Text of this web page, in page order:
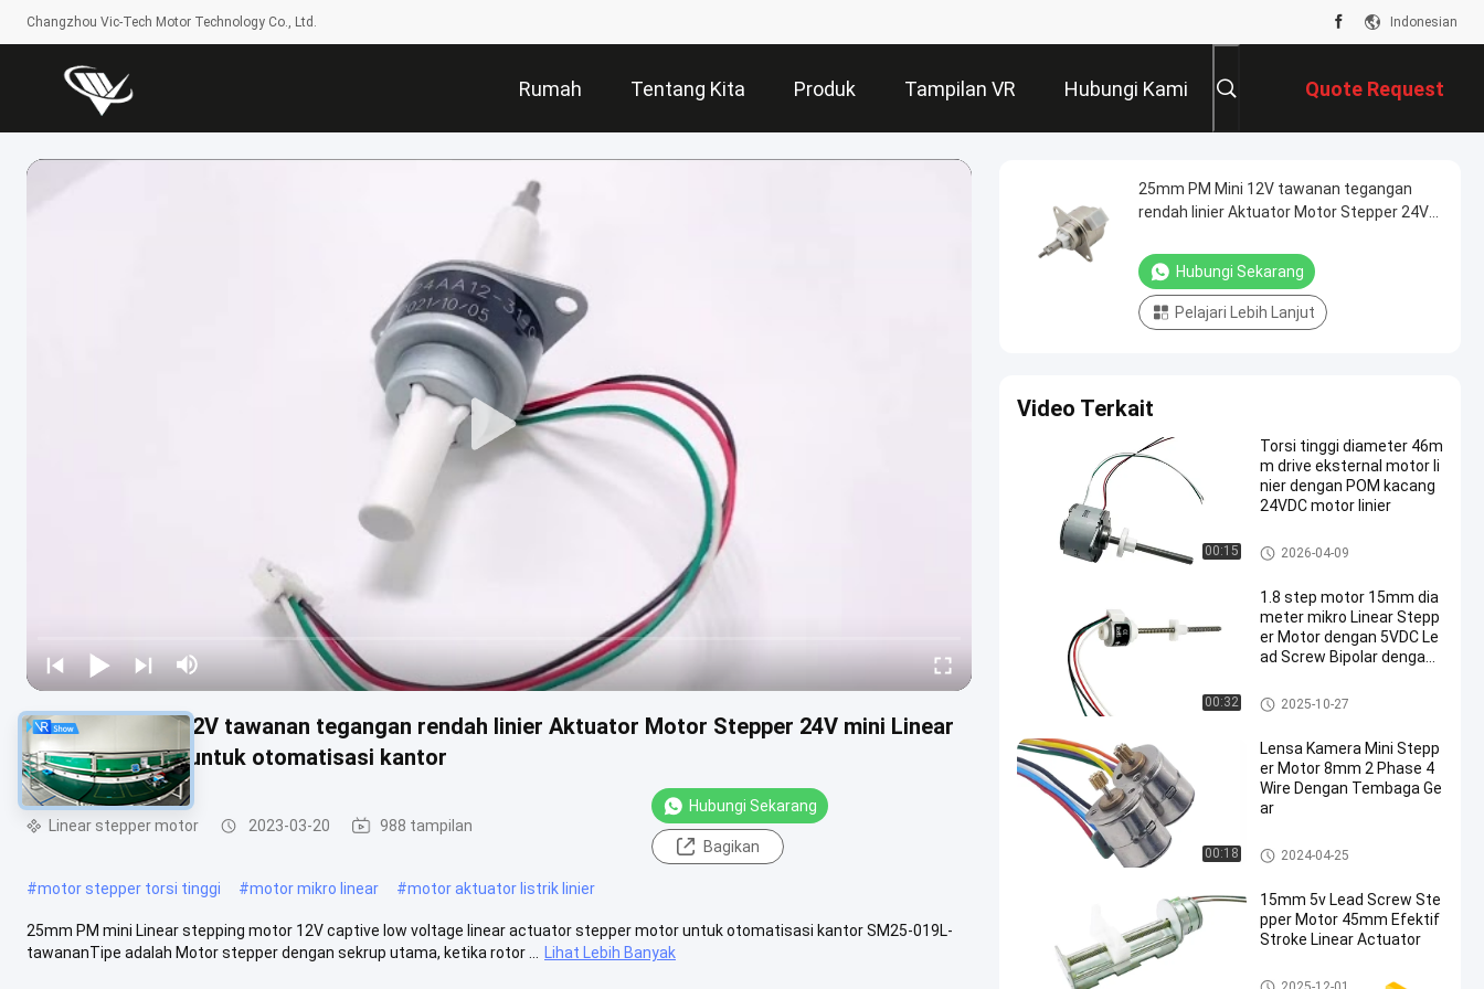
Changzhou Vic-Tech Motor Technology Co., Ltd. Indonesian
Rumah Tentang Kita Produk Tampilan VR Hubungi Kami Quote Request
25mm PM Mini 12V tawanan tegangan rendah linier Aktuator Motor Stepper 24V mini Linear
stepping motor untuk otomatisasi kantor
Linear stepper motor 2023-03-20 988 tampilan
Hubungi Sekarang
Bagikan
#motor stepper torsi tinggi #motor mikro linear #motor aktuator listrik linier
25mm PM mini Linear stepping motor 12V captive low voltage linear actuator stepper motor untuk otomatisasi kantor SM25-019L-
tawananTipe adalah Motor stepper dengan sekrup utama, ketika rotor ...
Lihat Lebih Banyak
25mm PM Mini 12V tawanan tegangan
rendah linier Aktuator Motor Stepper 24V
otomatisasi kantor
Hubungi Sekarang
Pelajari Lebih Lanjut
Video Terkait
00:15
Torsi tinggi diameter 46m
m drive eksternal motor li
nier dengan POM kacang
24VDC motor linier
Linear stepper motor
2026-04-09
00:32
1.8 step motor 15mm dia
meter mikro Linear Stepp
er Motor dengan 5VDC Le
ad Screw Bipolar dengan
Linear stepper motor
2025-10-27
00:18
Lensa Kamera Mini Stepp
er Motor 8mm 2 Phase 4
Wire Dengan Tembaga Ge
ar
Mikro Stepper Motor
2024-04-25
15mm 5v Lead Screw Ste
pper Motor 45mm Efektif
Stroke Linear Actuator
Slider Stepper Motor